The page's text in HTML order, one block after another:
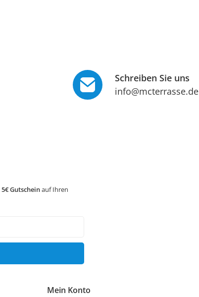
Schreiben Sie uns
info@mcterrasse.de
5€ Gutscheinauf Ihren
Mein Konto